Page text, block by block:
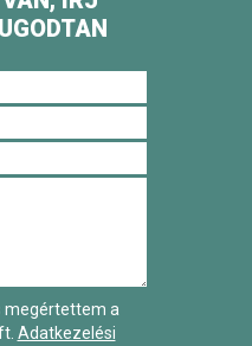
megértettem a
Adatkezelési